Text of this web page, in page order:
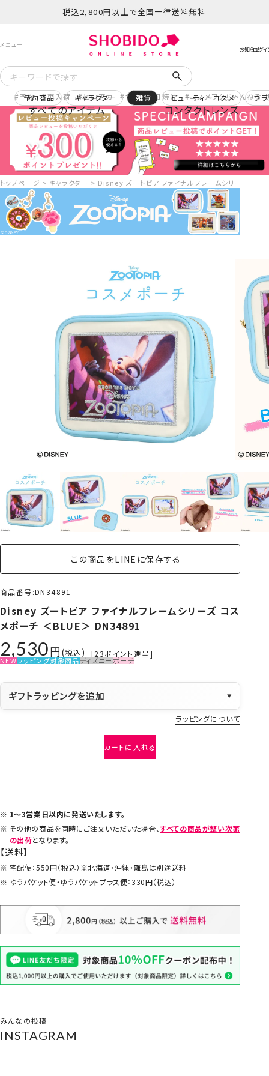
税込2,800円以上で全国一律送料無料
予約 再入荷 ヒロアカ サンリオ日焼け コスメヲタちゃんねる
すべてのアイテム コンタクトレンズ
予約商品 キャラクター 雑貨 ビューティーコスメ ブ
トップページ キャラクター Disney ズートピア ファイナルフレームシリーズ コ
この商品をLINEに保存する
商品番号 DN34891
Disney ズートピア ファイナルフレームシリーズ コス
メポーチ ＜BLUE＞ DN34891
2,530 税込 [23ポイント進呈]
NEWラッピング対象商品ディズニーポーチ
ギフトラッピングを追加 ▼
ラッピングについて
カートに入れる
1～3営業日以内に発送いたします。
その他の商品を同時にご注文いただいた場合、すべての商品が整い次第
の出荷となります。
【送料】
宅配便：550円（税込）※北海道・沖縄・離島は別途送料
ゆうパケット便・ゆうパケットプラス便：330円（税込）
みんなの投稿
INSTAGRAM